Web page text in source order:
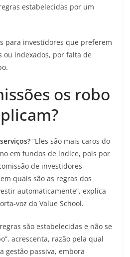
estabelecidas por um
para investidores que preferem
ou indexados, por falta de
os robo
“Eles são mais caros do
em fundos de índice, pois por
de investidores
quais são as regras dos
automaticamente”, explica
voz da Value School.
são estabelecidas e não se
acrescenta, razão pela qual
gestão passiva, embora